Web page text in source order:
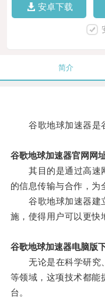
安卓下载
简介
谷歌地球加速器是谷
谷歌地球加速器官网网
其目的是通过高速
的信息传输与合作，为
谷歌地球加速器建
施，使得用户可以更快
谷歌地球加速器电脑版
无论是在科学研究
等领域，这项技术都能
台。